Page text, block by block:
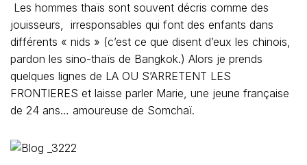
Les hommes thaïs sont souvent décris comme des
jouisseurs, irresponsables qui font des enfants dans
différents « nids » (c’est ce que disent d’eux les chinois,
pardon les sino-thaïs de Bangkok.) Alors je prends
quelques lignes de LA OU S’ARRETENT LES
FRONTIERES et laisse parler Marie, une jeune française
de 24 ans… amoureuse de Somchaï.